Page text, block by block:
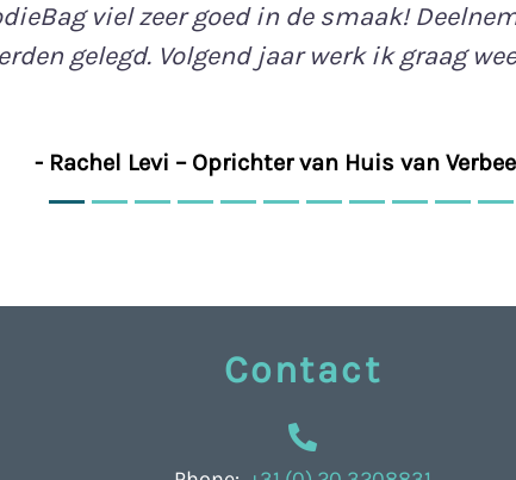
viel zeer goed in de smaak!
gelegd. Volgend jaar werk ik graag
- Rachel Levi – Oprichter van Huis van
Contact